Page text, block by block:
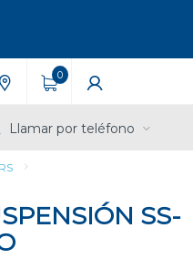
0
Llamar por teléfono
SS-